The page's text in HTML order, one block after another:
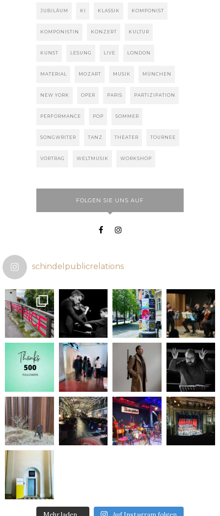
JUBILÄUM KI KLASSIK KOMPONIST
KOMPONISTIN KONZERT KULTUR
KUNST LESUNG LIVE LONDON
MATERIAL MOZART MUSIK MÜNCHEN
NEW YORK OPER PARIS PARTIZIPATION
PERFORMANCE POP SOMMER
SONGWRITER TANZ THEATER TOURNEE
VORTRAG WELTMUSIK WORKSHOP
FOLGEN SIE UNS AUF
schindelpublicrelations